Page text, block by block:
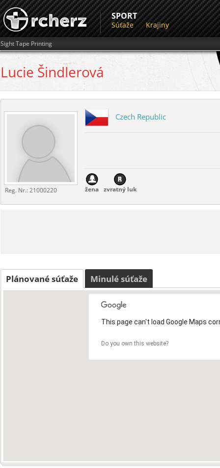
SPORT
Súťaže Krajiny
Sight Tape Printing
Lucie Šindlerová
Reg. Nr.:21000220
Czech Republic
žena zvratný luk
Plánované súťaže Minulé súťaže
This page can't load Google Maps
Do you own this website?